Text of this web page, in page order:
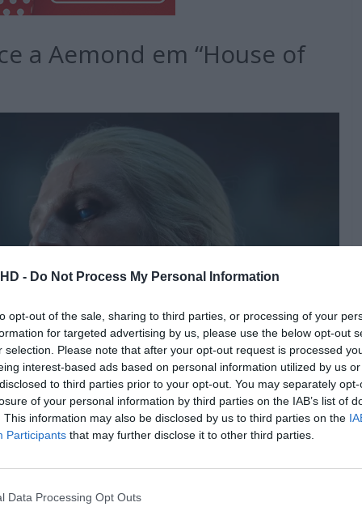
- Do Not Process My Personal Information
opt-out of the sale, sharing to third parties, or processing of your
for targeted advertising by us, please use the below opt-out
selection. Please note that after your opt-out request is processed
interest-based ads based on personal information utilized by us
to third parties prior to your opt-out. You may separately
of your personal information by third parties on the IAB’s list of
This information may also be disclosed by us to third parties on the
Participants that may further disclose it to other third parties.
Data Processing Opt Outs
a Aemond em “House of
© Ollie Upton/HBO
Dragon” ficou marcado por dois momentos cruciais
chegada sangrenta de
Targaryen como a Rainha de Westeros. E ainda